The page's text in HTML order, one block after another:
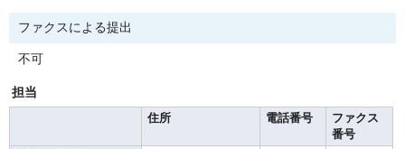
ファクスによる提出
不可
担当
住所
電話番号
ファクス
番号